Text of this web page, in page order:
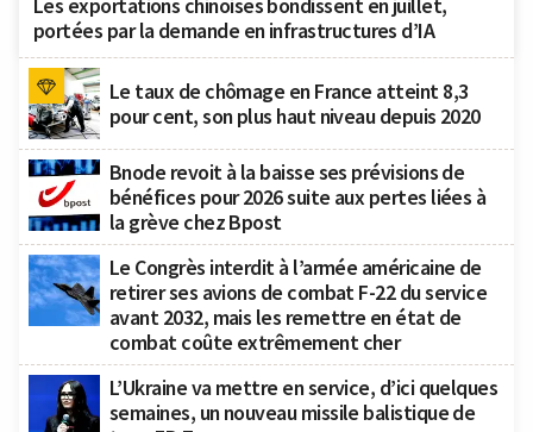
Les exportations chinoises bondissent en juillet,
portées par la demande en infrastructures d’IA
Le taux de chômage en France atteint 8,3
pour cent, son plus haut niveau depuis 2020
Bnode revoit à la baisse ses prévisions de
bénéfices pour 2026 suite aux pertes liées à
la grève chez Bpost
Le Congrès interdit à l’armée américaine de
retirer ses avions de combat F-22 du service
avant 2032, mais les remettre en état de
combat coûte extrêmement cher
L’Ukraine va mettre en service, d’ici quelques
semaines, un nouveau missile balistique de